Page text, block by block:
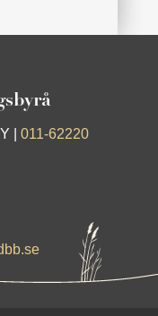
| 011-62220